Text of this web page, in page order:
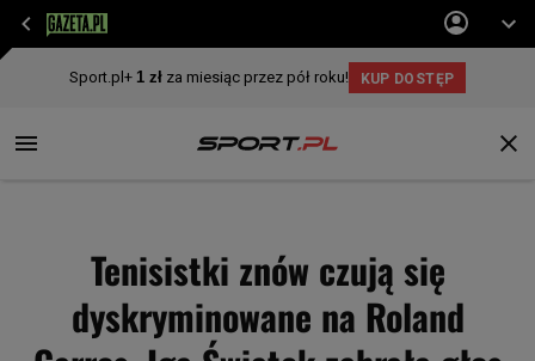
Tenisistki znów czują się
dyskryminowane na Roland